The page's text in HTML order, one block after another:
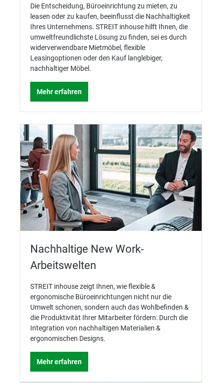
Die Entscheidung, Büroeinrichtung zu mieten, zu
leasen oder zu kaufen, beeinflusst die Nachhaltigkeit
Ihres Unternehmens. STREIT inhouse hilft Ihnen, die
umweltfreundlichste Lösung zu finden, sei es durch
widerverwendbare Mietmöbel, flexible
Leasingoptionen oder den Kauf langlebiger,
nachhaltiger Möbel.
Mehr erfahren
Nachhaltige New Work-
Arbeitswelten
STREIT inhouse zeigt Ihnen, wie flexible &
ergonomische Büroeinrichtungen nicht nur die
Umwelt schonen, sondern auch das Wohlbefinden &
die Produktivität Ihrer Mitarbeiter fördern: Durch die
Integration von nachhaltigen Materialien &
ergonomischen Designs.
Mehr erfahren